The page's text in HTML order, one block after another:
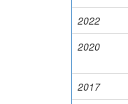
2022
2020
2017